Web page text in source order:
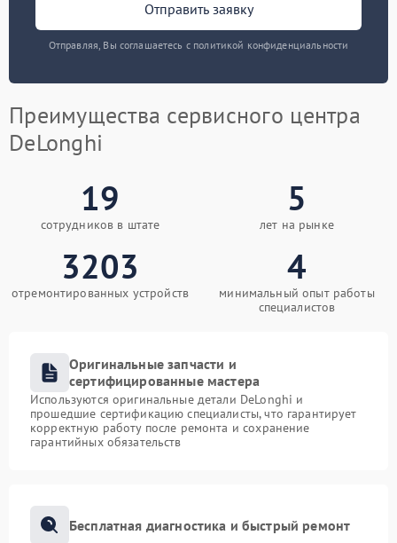
Отправить заявку
Отправляя, Вы соглашаетесь с политикой конфиденциальности
Преимущества сервисного центра
DeLonghi
19
сотрудников в штате
5
лет на рынке
3203
отремонтированных устройств
4
минимальный опыт работы
специалистов
Оригинальные запчасти и
сертифицированные мастера
Используются оригинальные детали DeLonghi и
прошедшие сертификацию специалисты, что гарантирует
корректную работу после ремонта и сохранение
гарантийных обязательств
Бесплатная диагностика и быстрый ремонт